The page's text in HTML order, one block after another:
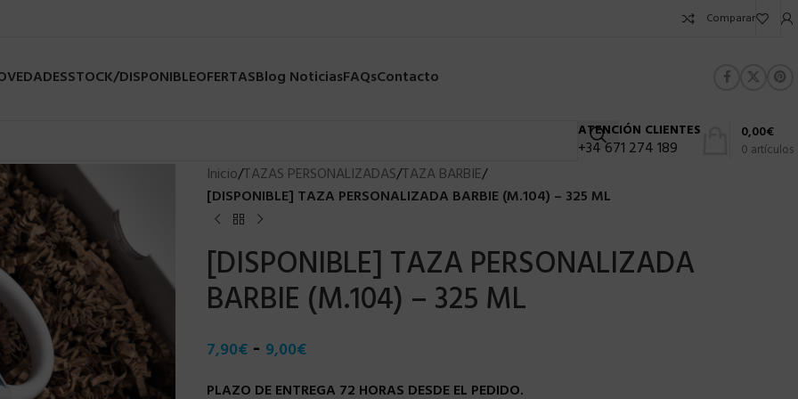
Comparar
STOCK/DISPONIBLEOFERTASBlog NoticiasFAQsContacto
ATENCIÓN CLIENTES
+34 671 274 189 0 artículos
0,00€
Inicio/TAZAS PERSONALIZADAS/TAZA BARBIE/
[DISPONIBLE] TAZA PERSONALIZADA BARBIE (M.104) – 325 ML
[DISPONIBLE] TAZA PERSONALIZADA
BARBIE (M.104) – 325 ML
7,90€ - 9,00€
PLAZO DE ENTREGA 72 HORAS DESDE EL PEDIDO.